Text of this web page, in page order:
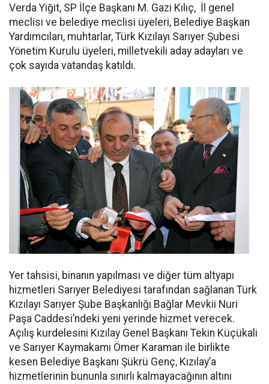
Verda Yiğit, SP İlçe Başkanı M. Gazi Kılıç, İl genel
meclisi ve belediye meclisi üyeleri, Belediye Başkan
Yardımcıları, muhtarlar, Türk Kızılayı Sarıyer Şubesi
Yönetim Kurulu üyeleri, milletvekili aday adayları ve
çok sayıda vatandaş katıldı.
Yer tahsisi, binanın yapılması ve diğer tüm altyapı
hizmetleri Sarıyer Belediyesi tarafından sağlanan Türk
Kızılayı Sarıyer Şube Başkanlığı Bağlar Mevkii Nuri
Paşa Caddesi’ndeki yeni yerinde hizmet verecek.
Açılış kurdelesini Kızılay Genel Başkanı Tekin Küçükali
ve Sarıyer Kaymakamı Ömer Karaman ile birlikte
kesen Belediye Başkanı Şükrü Genç, Kızılay’a
hizmetlerinin bununla sınırlı kalmayacağının altını